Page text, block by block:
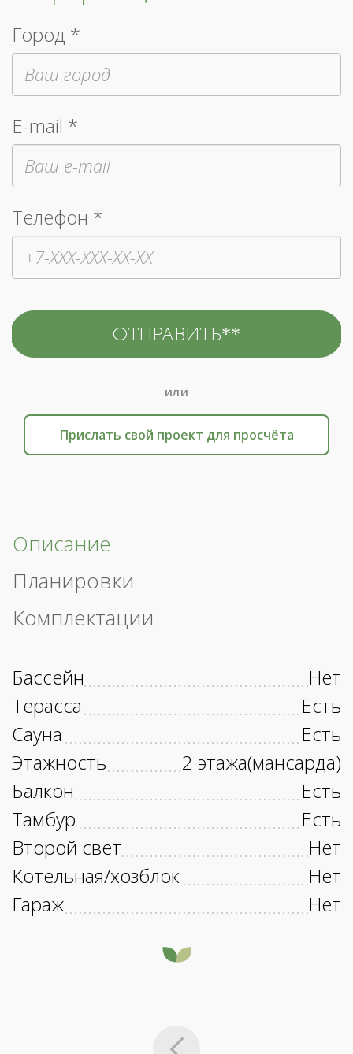
Город *
E-mail *
Телефон *
или
Прислать свой проект для просчёта
Описание
Планировки
Комплектации
Бассейн
Нет
Терасса
Есть
Сауна
Есть
Этажность
2 этажа(мансарда)
Балкон
Есть
Тамбур
Есть
Второй свет
Нет
Котельная/хозблок
Нет
Гараж
Нет